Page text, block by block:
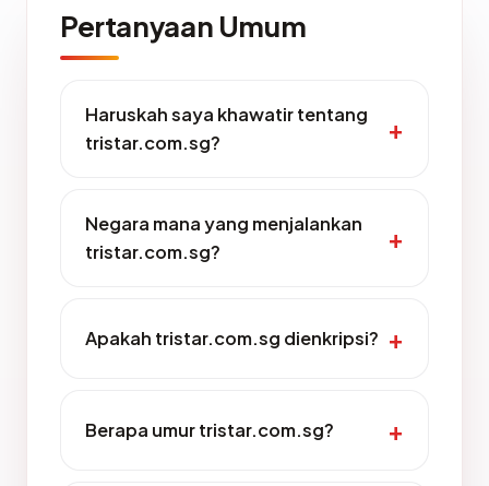
Pertanyaan Umum
Haruskah saya khawatir tentang
tristar.com.sg?
Negara mana yang menjalankan
tristar.com.sg?
Apakah tristar.com.sg dienkripsi?
Berapa umur tristar.com.sg?